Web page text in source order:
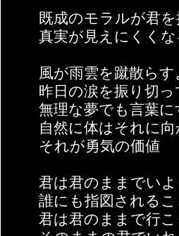
既成のモラルが君
真実が見えにくく
風が雨雲を蹴散らす
昨日の涙を振り切
無理な夢でも言葉
自然に体はそれに
それが勇気の価値
君は君のままでいよ
誰にも指図される
君は君のままで行こ